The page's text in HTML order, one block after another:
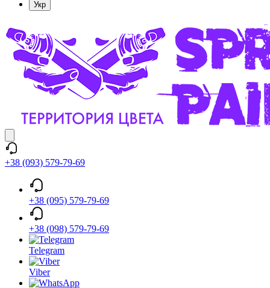
Укр
+38 (093) 579-79-69
+38 (095) 579-79-69
+38 (098) 579-79-69
Telegram
Viber